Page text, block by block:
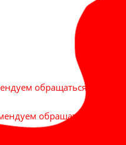
обращаться в Макс.
обращаться в Макс.